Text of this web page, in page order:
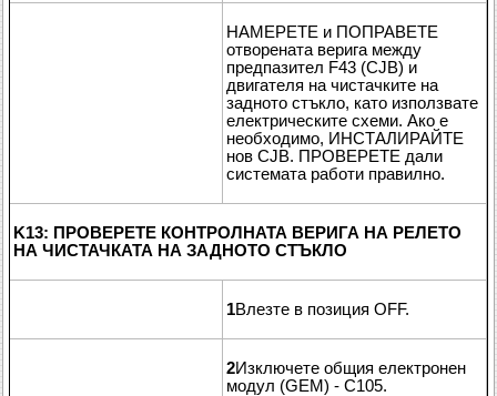
НАМЕРЕТЕ и ПОПРАВЕТЕ
отворената верига между
предпазител F43 (CJB) и
двигателя на чистачките на
задното стъкло, като използвате
електрическите схеми. Ако е
необходимо, ИНСТАЛИРАЙТЕ
нов CJB. ПРОВЕРЕТЕ дали
системата работи правилно.
K13: ПРОВЕРЕТЕ КОНТРОЛНАТА ВЕРИГА НА РЕЛЕТО
НА ЧИСТАЧКАТА НА ЗАДНОТО СТЪКЛО
1Влезте в позиция OFF.
2Изключете общия електронен
модул (GEM) - C105.